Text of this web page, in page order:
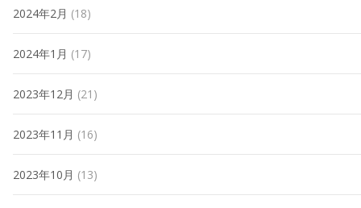
2024年2月 (18)
2024年1月 (17)
2023年12月 (21)
2023年11月 (16)
2023年10月 (13)